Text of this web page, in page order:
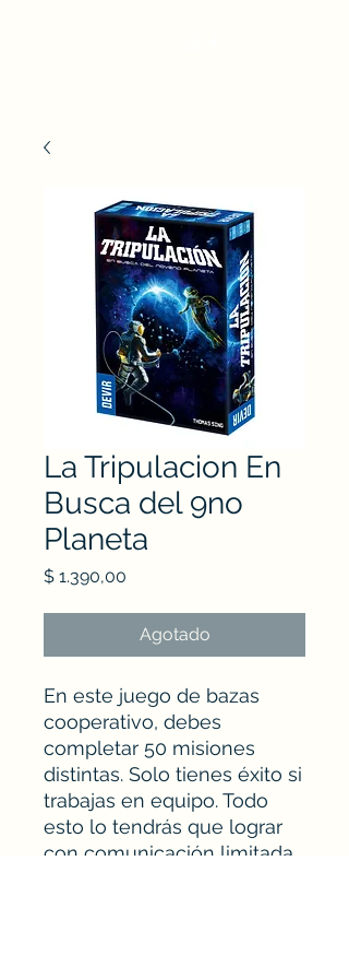
La Tripulacion En
Busca del 9no
Planeta
$ 1.390,00
Agotado
En este juego de bazas
cooperativo, debes
completar 50 misiones
distintas. Solo tienes éxito si
trabajas en equipo. Todo
esto lo tendrás que lograr
con comunicación limitada